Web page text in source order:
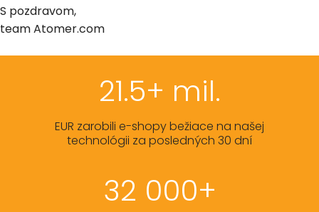
S pozdravom,
team Atomer.com
21.5+ mil.
EUR zarobili e-shopy bežiace na našej
technológii za posledných 30 dní
32 000+